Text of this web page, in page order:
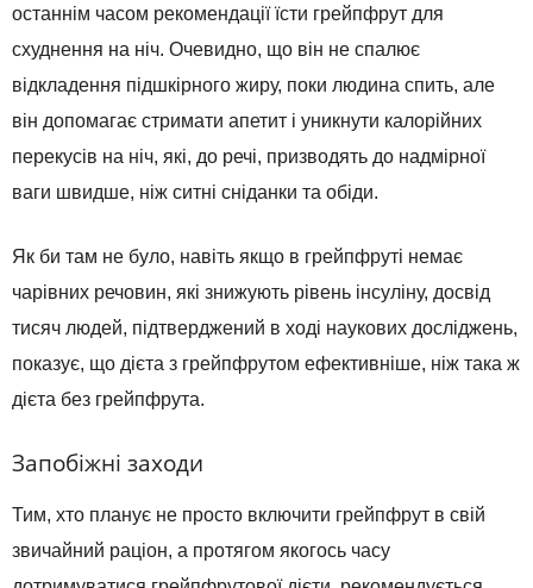
останнім часом рекомендації їсти грейпфрут для
схуднення на ніч. Очевидно, що він не спалює
відкладення підшкірного жиру, поки людина спить, але
він допомагає стримати апетит і уникнути калорійних
перекусів на ніч, які, до речі, призводять до надмірної
ваги швидше, ніж ситні сніданки та обіди.
Як би там не було, навіть якщо в грейпфруті немає
чарівних речовин, які знижують рівень інсуліну, досвід
тисяч людей, підтверджений в ході наукових досліджень,
показує, що дієта з грейпфрутом ефективніше, ніж така ж
дієта без грейпфрута.
Запобіжні заходи
Тим, хто планує не просто включити грейпфрут в свій
звичайний раціон, а протягом якогось часу